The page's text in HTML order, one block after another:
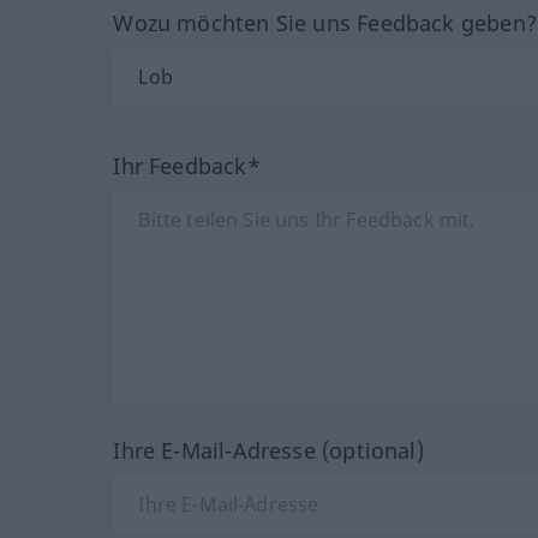
Wozu möchten Sie uns Feedback
Ihr Feedback*
Ihre E-Mail-Adresse (optional)